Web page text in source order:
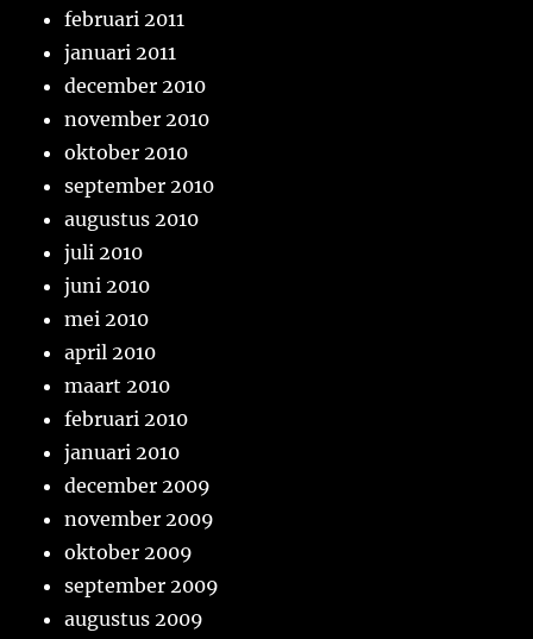
februari 2011
januari 2011
december 2010
november 2010
oktober 2010
september 2010
augustus 2010
juli 2010
juni 2010
mei 2010
april 2010
maart 2010
februari 2010
januari 2010
december 2009
november 2009
oktober 2009
september 2009
augustus 2009